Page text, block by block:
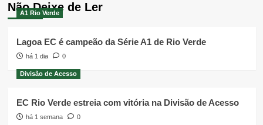
Não Deixe de Ler
A1 Rio Verde
Lagoa EC é campeão da Série A1 de Rio Verde
há 1 dia 0
Divisão de Acesso
EC Rio Verde estreia com vitória na Divisão de Acesso
há 1 semana 0